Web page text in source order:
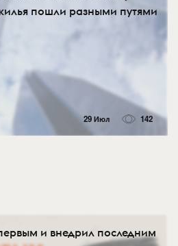
пошли разными путями
29 Июл 142
и внедрил последним